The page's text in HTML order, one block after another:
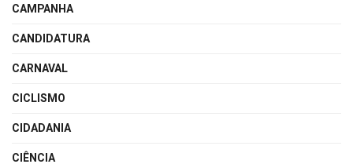
CAMPANHA
CANDIDATURA
CARNAVAL
CICLISMO
CIDADANIA
CIÊNCIA